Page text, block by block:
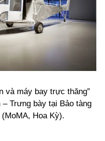
và máy bay trực thăng”
Trưng bày tại Bảo tàng
Hoa Kỳ).